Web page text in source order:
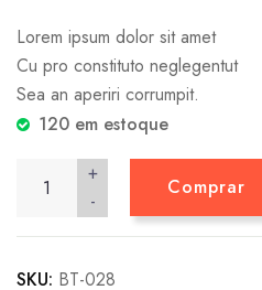
Lorem ipsum dolor sit amet
Cu pro constituto neglegentut
Sea an aperiri corrumpit.
120 em estoque
-
+
Comprar
SKU: BT-028